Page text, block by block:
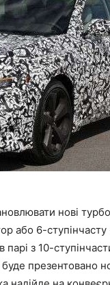
нові
або 6-ступінчасту
з 10-
буде презентовано